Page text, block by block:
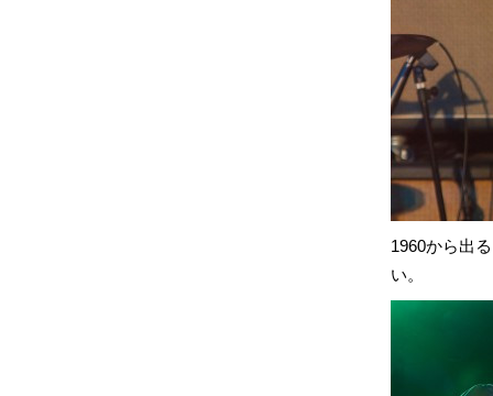
1960から出
い。